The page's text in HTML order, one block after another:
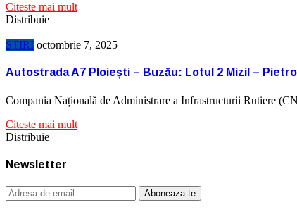
Citeste mai mult
Distribuie
STIRI octombrie 7, 2025
Autostrada A7 Ploiești – Buzău: Lotul 2 Mizil –
Compania Națională de Administrare a Infrastructurii Rutiere
Citeste mai mult
Distribuie
Newsletter